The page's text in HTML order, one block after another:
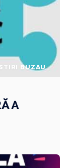
BUZAU
A